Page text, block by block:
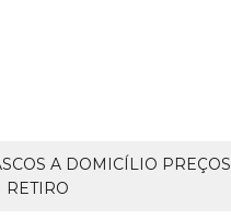
A DOMICÍLIO PREÇOS
RETIRO